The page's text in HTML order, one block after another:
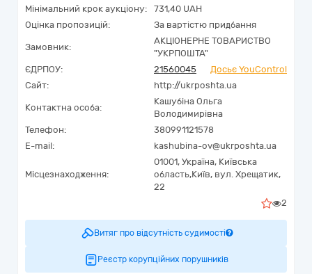
Мінімальний крок аукціону:
731,40 UAH
Оцінка пропозицій:
За вартістю придбання
Замовник:
АКЦІОНЕРНЕ ТОВАРИСТВО
"УКРПОШТА"
ЄДРПОУ:
21560045
Досьє YouControl
Сайт:
http://ukrposhta.ua
Контактна особа:
Кашубіна Ольга
Володимирівна
Телефон:
380991121578
E-mail:
kashubina-ov@ukrposhta.ua
Місцезнаходження:
01001, Україна, Київська
область,Київ, вул. Хрещатик,
22
2
Витяг про відсутність судимості
Реєстр корупційних порушників